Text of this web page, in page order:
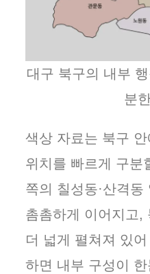
대구 북구의 내부
분
색상 자료는 북구
위치를 빠르게 구분
쪽의 칠성동·산격
촘촘하게 이어지고,
더 넓게 펼쳐져 있
하면 내부 구성이